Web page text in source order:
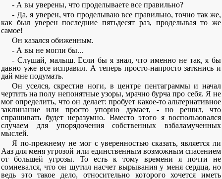
- А вы уверены, что проделываете все правильно?
- Да, я уверен, что проделываю все правильно, точно так же,
как был уверен последние пятьдесят раз, проделывая то же
самое!
Он казался обиженным.
- А вы не могли бы...
- Слушай, малыш. Если бы я знал, что именно не так, я бы
давно уже все исправил. А теперь просто-напросто заткнись и
дай мне подумать.
Он уселся, скрестив ноги, в центре пентаграммы и начал
чертить на полу непонятные узоры, мрачно бурча про себя. Я не
мог определить, что он делает: пробует какое-то альтернативное
заклинание или просто упорно думает, - но решил, что
спрашивать будет неразумно. Вместо этого я воспользовался
случаем для упорядочения собственных взбаламученных
мыслей.
Я по-прежнему не мог с уверенностью сказать, является ли
Ааз для меня угрозой или единственным возможным спасением
от большей угрозы. То есть к тому времени я почти не
сомневался, что он шутил насчет вырывания у меня сердца, но
ведь это такое дело, относительно которого хочется иметь